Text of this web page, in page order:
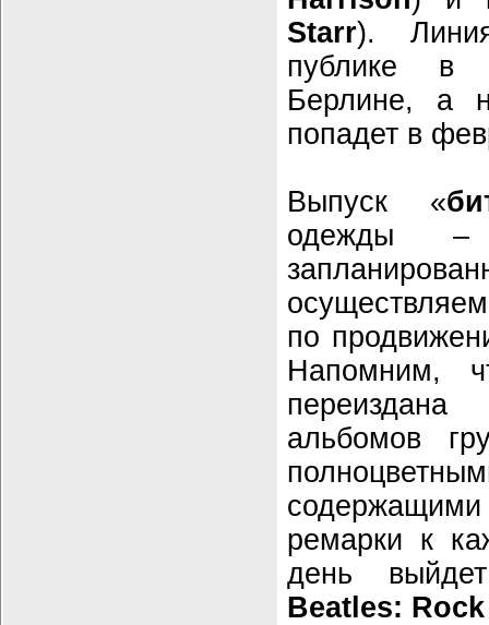
Starr).
публике в
Берлине, а
попадет в
Выпуск «
одежды
по
Напомним,
альбомов
ремарки к
день
Beatles: